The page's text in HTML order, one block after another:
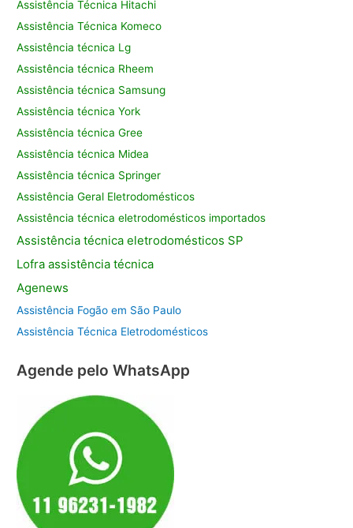
Assistência Técnica Hitachi
Assistência Técnica Komeco
Assistência técnica Lg
Assistência técnica Rheem
Assistência técnica Samsung
Assistência técnica York
Assistência técnica Gree
Assistência técnica Midea
Assistência técnica Springer
Assistência Geral Eletrodomésticos
Assistência técnica eletrodomésticos importados
Assistência técnica eletrodomésticos SP
Lofra assistênciatécnica
Agenews
Assistência Fogão em São Paulo
Assistência Técnica Eletrodomésticos
Agende pelo WhatsApp